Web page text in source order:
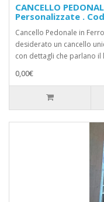
CANCELLO
Personalizzate .
Cancello Pedonale in
desiderato un cancello
con dettagli che parlano il
0,00€